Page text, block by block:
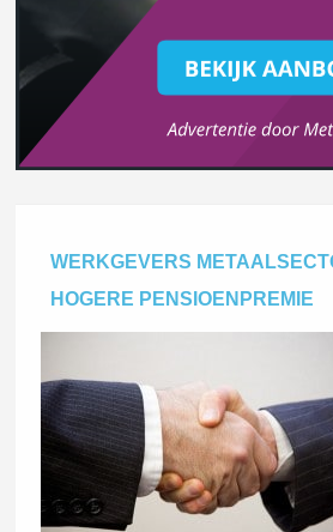
WERKGEVERS
HOGERE PENSIOENPREMIE